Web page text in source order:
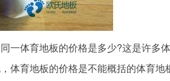
体育地板的价格是多少?这是许多
体育地板的价格是不能概括的体育地